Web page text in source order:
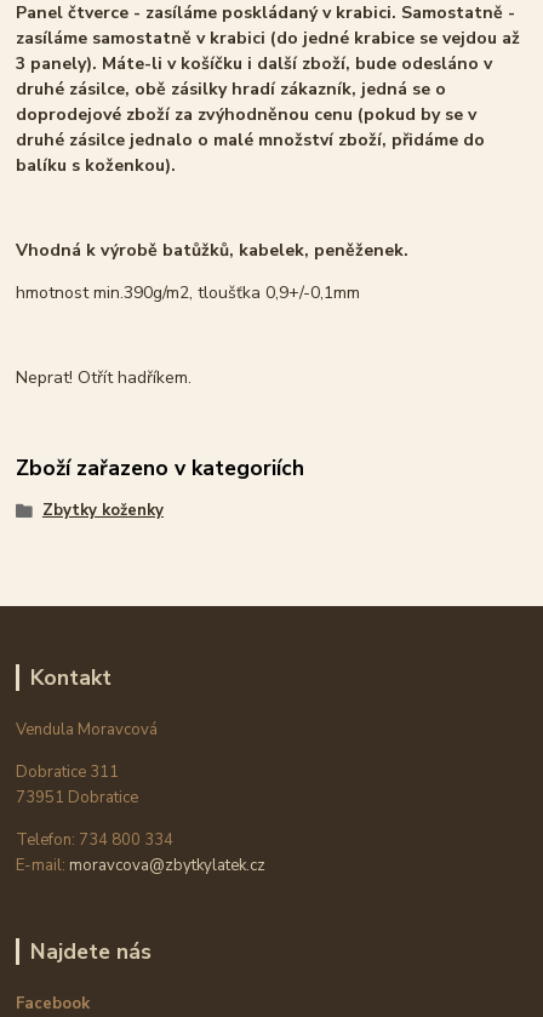
Panel čtverce - zasíláme poskládaný v krabici. Samostatně -
zasíláme samostatně v krabici (do jedné krabice se vejdou až
3 panely). Máte-li v košíčku i další zboží, bude odesláno v
druhé zásilce, obě zásilky hradí zákazník, jedná se o
doprodejové zboží za zvýhodněnou cenu (pokud by se v
druhé zásilce jednalo o malé množství zboží, přidáme do
balíku s koženkou).
Vhodná k výrobě batůžků, kabelek, peněženek.
hmotnost min.390g/m2, tloušťka 0,9+/-0,1mm
Neprat! Otřít hadříkem.
Zboží zařazeno v kategoriích
Zbytky koženky
Kontakt
Vendula Moravcová
Dobratice 311
73951 Dobratice
Telefon: 734 800 334
E-mail: moravcova@zbytkylatek.cz
Najdete nás
Facebook